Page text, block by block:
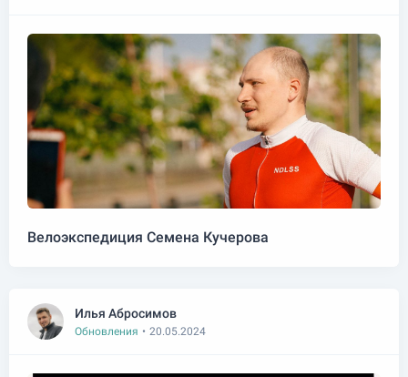
Велоэкспедиция Семена Кучерова
Илья Абросимов
Обновления • 20.05.2024